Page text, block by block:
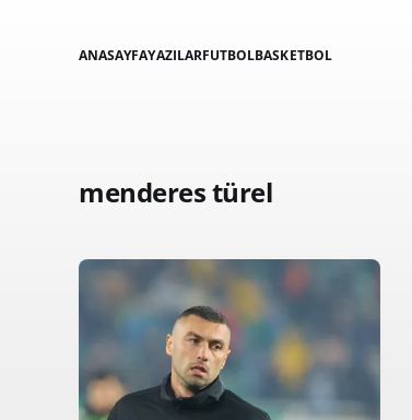
ANASAYFAYAZILARFUTBOLBASKETBOL
menderes türel